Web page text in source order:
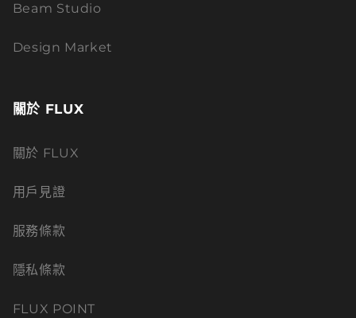
Beam Studio
Design Market
關於 FLUX
關於 FLUX
用戶見證
服務條款
隱私條款
FLUX POINT